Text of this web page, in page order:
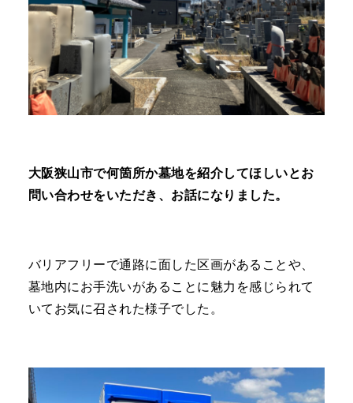
大阪狭山市で何箇所か墓地を紹介してほしいとお
問い合わせをいただき、お話になりました。
バリアフリーで通路に面した区画があることや、
墓地内にお手洗いがあることに魅力を感じられて
いてお気に召された様子でした。